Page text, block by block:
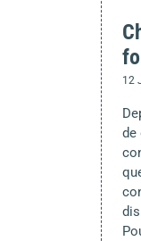
12
de